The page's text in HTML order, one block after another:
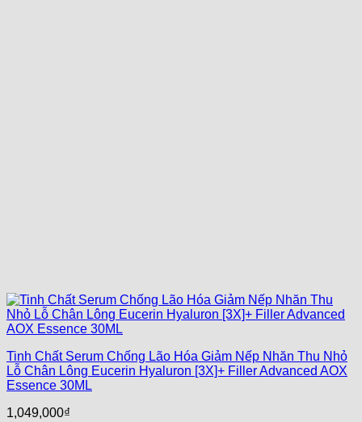
Tinh Chất Serum Chống Lão Hóa Giảm Nếp Nhăn Thu Nhỏ
Lỗ Chân Lông Eucerin Hyaluron [3X]+ Filler Advanced AOX
Essence 30ML
1,049,000₫